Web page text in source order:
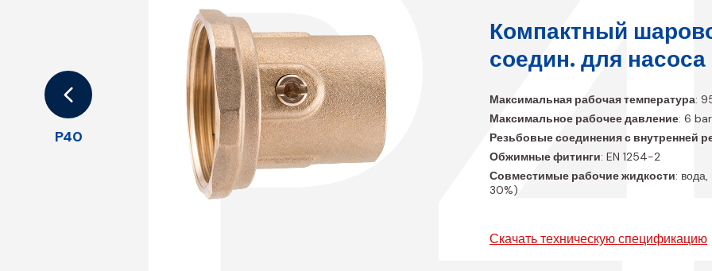
P40
Компактный
соедин. для насоса
Максимальная рабочая температура:
Максимальное рабочее давление: 6 bar
Резьбовые соединения с внутренней
Обжимные фитинги: EN 1254-2
Совместимые рабочие жидкости:
30%)
Скачать техническую спецификацию